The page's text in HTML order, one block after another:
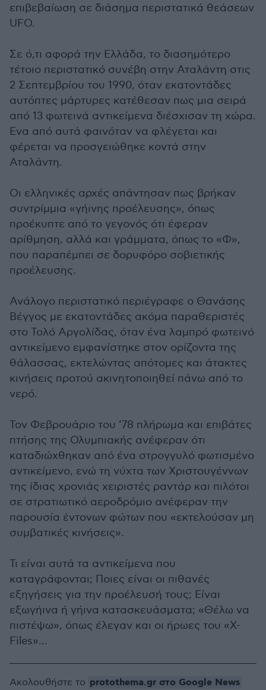
επιβεβαίωση σε διάσημα περιστατικά θεάσεων
UFO.
Σε ό,τι αφορά την Ελλάδα, το διασημότερο
τέτοιο περιστατικό συνέβη στην Αταλάντη στις
2 Σεπτεμβρίου του 1990, όταν εκατοντάδες
αυτόπτες μάρτυρες κατέθεσαν πως μια σειρά
από 13 φωτεινά αντικείμενα διέσχισαν τη χώρα.
Ενα από αυτά φαινόταν να φλέγεται και
φέρεται να προσγειώθηκε κοντά στην
Αταλάντη.
Οι ελληνικές αρχές απάντησαν πως βρήκαν
συντρίμμια «γήινης προέλευσης», όπως
προέκυπτε από το γεγονός ότι έφεραν
αρίθμηση, αλλά και γράμματα, όπως το «Φ»,
που παραπέμπει σε δορυφόρο σοβιετικής
προέλευσης.
Ανάλογο περιστατικό περιέγραφε ο Θανάσης
Βέγγος με εκατοντάδες ακόμα παραθεριστές
στο Τολό Αργολίδας, όταν ένα λαμπρό φωτεινό
αντικείμενο εμφανίστηκε στον ορίζοντα της
θάλασσας, εκτελώντας απότομες και άτακτες
κινήσεις προτού ακινητοποιηθεί πάνω από το
νερό.
Τον Φεβρουάριο του ’78 πλήρωμα και επιβάτες
πτήσης της Ολυμπιακής ανέφεραν ότι
καταδιώχθηκαν από ένα στρογγυλό φωτισμένο
αντικείμενο, ενώ τη νύχτα των Χριστουγέννων
της ίδιας χρονιάς χειριστές ραντάρ και πιλότοι
σε στρατιωτικό αεροδρόμιο ανέφεραν την
παρουσία έντονων φώτων που «εκτελούσαν μη
συμβατικές κινήσεις».
Τι είναι αυτά τα αντικείμενα που
καταγράφονται; Ποιες είναι οι πιθανές
εξηγήσεις για την προέλευσή τους; Είναι
εξωγήινα ή γήινα κατασκευάσματα; «Θέλω να
πιστέψω», όπως έλεγαν και οι ήρωες του «X-
Files»...
Ακολουθήστε το protothema.gr στο Google News